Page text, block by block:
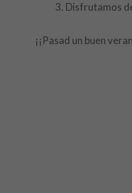
Disfrutamos
¡¡Pasad un buen